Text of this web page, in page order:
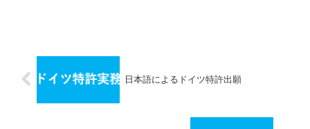
日本語によるドイツ特許出願